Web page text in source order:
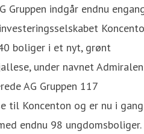
Gruppen indgår endnu
boliger i et nyt, grønt
under navnet
AG Gruppen 117
til Koncenton og er nu i gang
endnu 98 ungdomsboliger.